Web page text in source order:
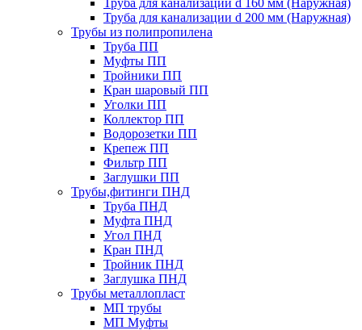
Труба для канализации d 160 мм (Наружная)
Труба для канализации d 200 мм (Наружная)
Трубы из полипропилена
Труба ПП
Муфты ПП
Тройники ПП
Кран шаровый ПП
Уголки ПП
Коллектор ПП
Водорозетки ПП
Крепеж ПП
Фильтр ПП
Заглушки ПП
Трубы,фитинги ПНД
Труба ПНД
Муфта ПНД
Угол ПНД
Кран ПНД
Тройник ПНД
Заглушка ПНД
Трубы металлопласт
МП трубы
МП Муфты